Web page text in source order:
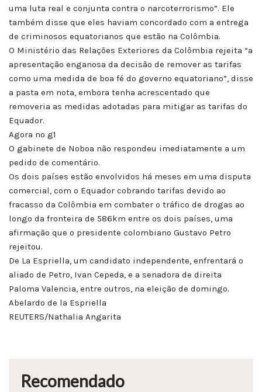
uma luta real e conjunta contra o narcoterrorismo”. Ele
também disse que eles haviam concordado com a entrega
de criminosos equatorianos que estão na Colômbia.
O Ministério das Relações Exteriores da Colômbia rejeita “a
apresentação enganosa da decisão de remover as tarifas
como uma medida de boa fé do governo equatoriano”, disse
a pasta em nota, embora tenha acrescentado que
removeria as medidas adotadas para mitigar as tarifas do
Equador.
Agora no g1
O gabinete de Noboa não respondeu imediatamente a um
pedido de comentário.
Os dois países estão envolvidos há meses em uma disputa
comercial, com o Equador cobrando tarifas devido ao
fracasso da Colômbia em combater o tráfico de drogas ao
longo da fronteira de 586km entre os dois países, uma
afirmação que o presidente colombiano Gustavo Petro
rejeitou.
De La Espriella, um candidato independente, enfrentará o
aliado de Petro, Ivan Cepeda, e a senadora de direita
Paloma Valencia, entre outros, na eleição de domingo.
Abelardo de la Espriella
REUTERS/Nathalia Angarita
Recomendado